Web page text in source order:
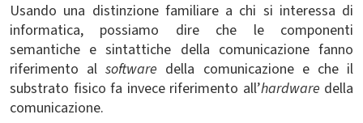
Usando una distinzione familiare a chi si interessa di
informatica, possiamo dire che le componenti
semantiche e sintattiche della comunicazione fanno
riferimento alsoftware della comunicazione e che il
substrato fisico fa invece riferimento all’hardware della
comunicazione.